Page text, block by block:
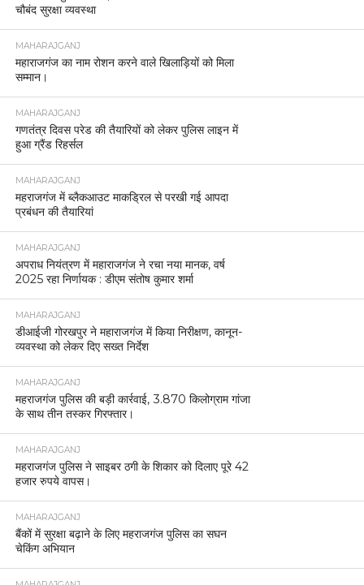
चौबंद सुरक्षा व्यवस्था
MAHARAJGANJ
महाराजगंज का नाम रोशन करने वाले खिलाड़ियों को मिला
सम्मान।
MAHARAJGANJ
गणतंत्र दिवस परेड की तैयारियों को लेकर पुलिस लाइन में
हुआ ग्रैंड रिहर्सल
MAHARAJGANJ
महराजगंज में ब्लैकआउट माकड्रिल से परखी गई आपदा
प्रबंधन की तैयारियां
MAHARAJGANJ
अपराध नियंत्रण में महाराजगंज ने रचा नया मानक, वर्ष
2025 रहा निर्णायक : डीएम संतोष कुमार शर्मा
MAHARAJGANJ
डीआईजी गोरखपुर ने महाराजगंज में किया निरीक्षण, कानून-
व्यवस्था को लेकर दिए सख्त निर्देश
MAHARAJGANJ
महराजगंज पुलिस की बड़ी कार्रवाई, 3.870 किलोग्राम गांजा
के साथ तीन तस्कर गिरफ्तार।
MAHARAJGANJ
महराजगंज पुलिस ने साइबर ठगी के शिकार को दिलाए पूरे 42
हजार रुपये वापस।
MAHARAJGANJ
बैंकों में सुरक्षा बढ़ाने के लिए महराजगंज पुलिस का सघन
चेकिंग अभियान